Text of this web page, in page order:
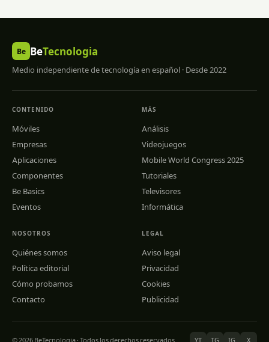
Be BeTecnologia
Medio independiente de tecnología en español · Desde 2022
CONTENIDO
Móviles
Empresas
Aplicaciones
Componentes
Be Basics
Eventos
MÁS
Análisis
Videojuegos
Mobile World Congress 2025
Tutoriales
Televisores
Informática
NOSOTROS
Quiénes somos
Política editorial
Cómo probamos
Contacto
LEGAL
Aviso legal
Privacidad
Cookies
Publicidad
© 2026 BeTecnologia · Todos los derechos reservados YT TG IG X